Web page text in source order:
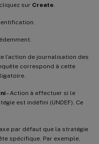
sur Create.
l’action de journalisation des
correspond à cette
– Action à effectuer si le
est indéfini (UNDEF). Ce
par défaut que la stratégie
spécifique. Par exemple,